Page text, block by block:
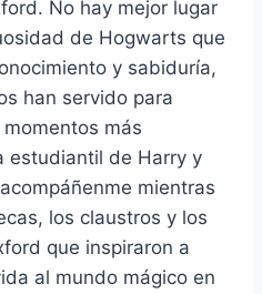
No hay mejor lugar
de Hogwarts que
y sabiduría,
han servido para
más
estudiantil de Harry y
mientras
los claustros y los
que inspiraron a
al mundo mágico en